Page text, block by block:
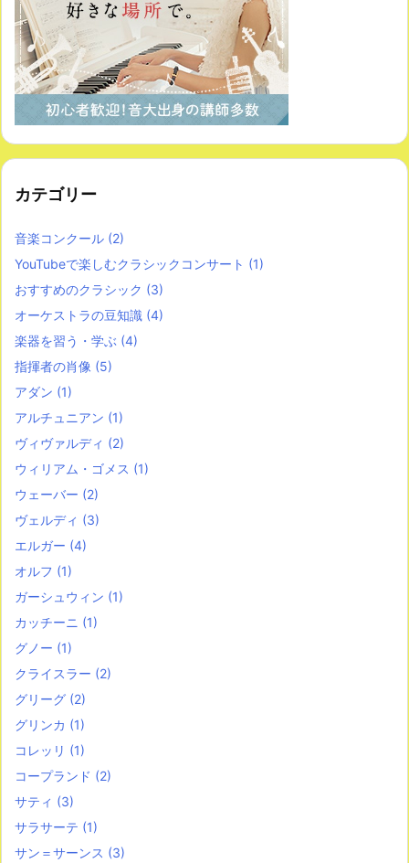
カテゴリー
音楽コンクール (2)
YouTubeで楽しむクラシックコンサート (1)
おすすめのクラシック (3)
オーケストラの豆知識 (4)
楽器を習う・学ぶ (4)
指揮者の肖像 (5)
アダン (1)
アルチュニアン (1)
ヴィヴァルディ (2)
ウィリアム・ゴメス (1)
ウェーバー (2)
ヴェルディ (3)
エルガー (4)
オルフ (1)
ガーシュウィン (1)
カッチーニ (1)
グノー (1)
クライスラー (2)
グリーグ (2)
グリンカ (1)
コレッリ (1)
コープランド (2)
サティ (3)
サラサーテ (1)
サン＝サーンス (3)